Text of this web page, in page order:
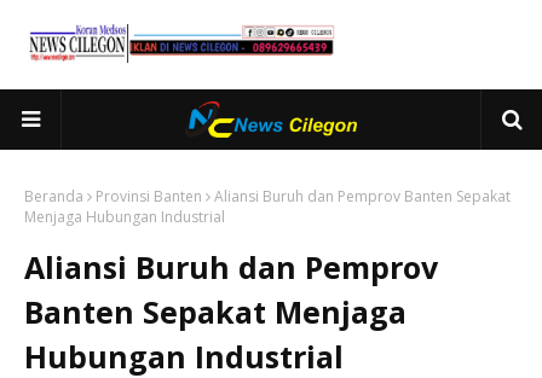
Beranda Provinsi Banten
Aliansi Buruh dan Pemprov Banten Sepakat
Menjaga Hubungan Industrial
Aliansi Buruh dan Pemprov
Banten Sepakat Menjaga
Hubungan Industrial